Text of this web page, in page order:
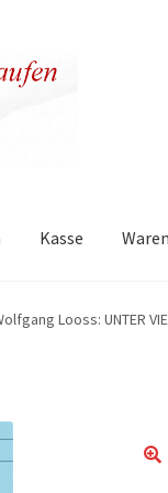
Kasse
Looss: UNTER